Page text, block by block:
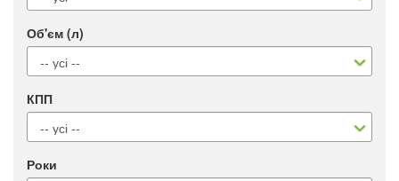
Об'єм (л)
КПП
Роки